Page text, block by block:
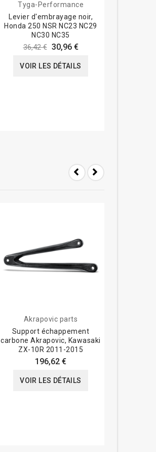
Tyga-Performance
Levier d'embrayage noir,
Honda 250 NSR NC23 NC29
NC30 NC35
36,42 € 30,96 €
VOIR LES DÉTAILS
Akrapovic parts
Support échappement
carbone Akrapovic, Kawasaki
ZX-10R 2011-2015
196,62 €
VOIR LES DÉTAILS